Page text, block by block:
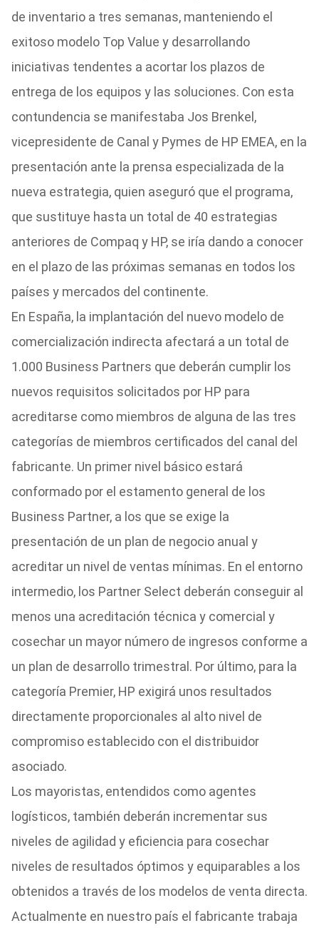
de inventario a tres semanas, manteniendo el
exitoso modelo Top Value y desarrollando
iniciativas tendentes a acortar los plazos de
entrega de los equipos y las soluciones. Con esta
contundencia se manifestaba Jos Brenkel,
vicepresidente de Canal y Pymes de HP EMEA, en la
presentación ante la prensa especializada de la
nueva estrategia, quien aseguró que el programa,
que sustituye hasta un total de 40 estrategias
anteriores de Compaq y HP, se iría dando a conocer
en el plazo de las próximas semanas en todos los
países y mercados del continente.
En España, la implantación del nuevo modelo de
comercialización indirecta afectará a un total de
1.000 Business Partners que deberán cumplir los
nuevos requisitos solicitados por HP para
acreditarse como miembros de alguna de las tres
categorías de miembros certificados del canal del
fabricante. Un primer nivel básico estará
conformado por el estamento general de los
Business Partner, a los que se exige la
presentación de un plan de negocio anual y
acreditar un nivel de ventas mínimas. En el entorno
intermedio, los Partner Select deberán conseguir al
menos una acreditación técnica y comercial y
cosechar un mayor número de ingresos conforme a
un plan de desarrollo trimestral. Por último, para la
categoría Premier, HP exigirá unos resultados
directamente proporcionales al alto nivel de
compromiso establecido con el distribuidor
asociado.
Los mayoristas, entendidos como agentes
logísticos, también deberán incrementar sus
niveles de agilidad y eficiencia para cosechar
niveles de resultados óptimos y equiparables a los
obtenidos a través de los modelos de venta directa.
Actualmente en nuestro país el fabricante trabaja